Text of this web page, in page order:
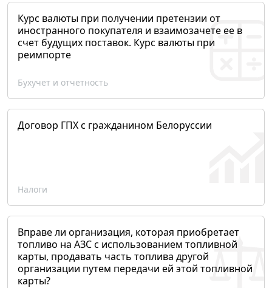
Курс валюты при получении претензии от
иностранного покупателя и взаимозачете ее в
счет будущих поставок. Курс валюты при
реимпорте
Бухучет и отчетность
Договор ГПХ с гражданином Белоруссии
Налоги
Вправе ли организация, которая приобретает
топливо на АЗС с использованием топливной
карты, продавать часть топлива другой
организации путем передачи ей этой топливной
карты?